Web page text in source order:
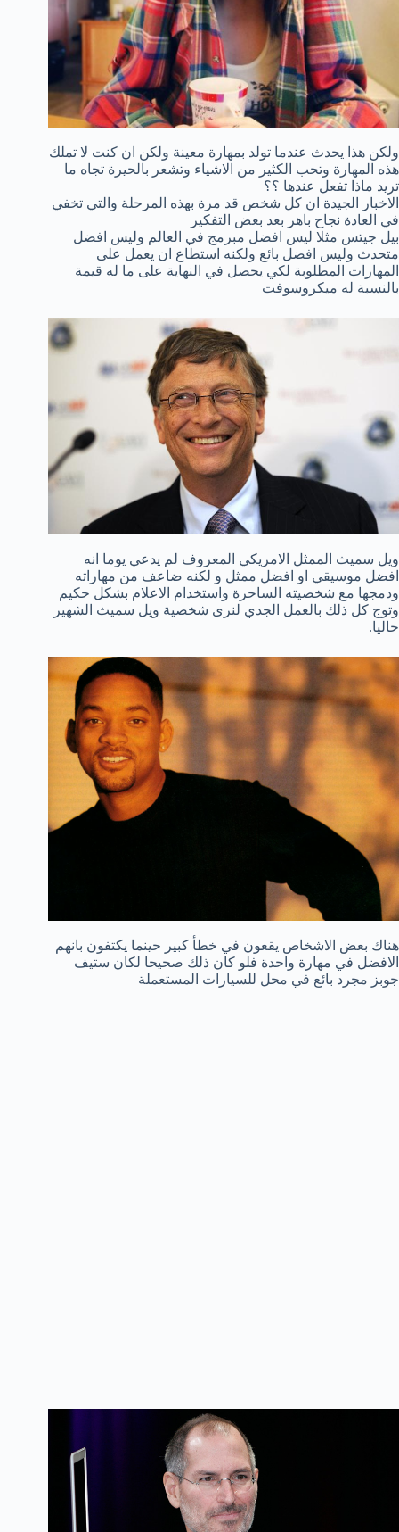
ولكن هذا يحدث عندما تولد بمهارة معينة ولكن ان كنت لا تملك
هذه المهارة وتحب الكثير من الاشياء وتشعر بالحيرة تجاه ما
تريد ماذا تفعل عندها ؟؟
الاخبار الجيدة ان كل شخص قد مرة بهذه المرحلة والتي تخفي
في العادة نجاح باهر بعد بعض التفكير
بيل جيتس مثلا ليس افضل مبرمج في العالم وليس افضل
متحدث وليس افضل بائع ولكنه استطاع ان يعمل على
المهارات المطلوبة لكي يحصل في النهاية على ما له قيمة
بالنسبة له ميكروسوفت
ويل سميث الممثل الامريكي المعروف لم يدعي يوما انه
افضل موسيقي او افضل ممثل و لكنه ضاعف من مهاراته
ودمجها مع شخصيته الساحرة واستخدام الاعلام بشكل حكيم
وتوج كل ذلك بالعمل الجدي لنرى شخصية ويل سميث الشهير
حاليا.
هناك بعض الاشخاص يقعون في خطأ كبير حينما يكتفون بانهم
الافضل في مهارة واحدة فلو كان ذلك صحيحا لكان ستيف
جوبز مجرد بائع في محل للسيارات المستعملة